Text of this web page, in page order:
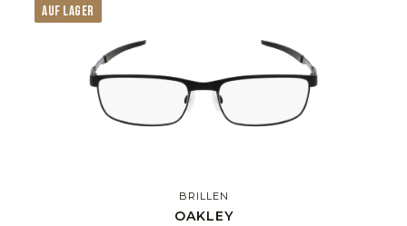
AUF LAGER
BRILLEN
OAKLEY